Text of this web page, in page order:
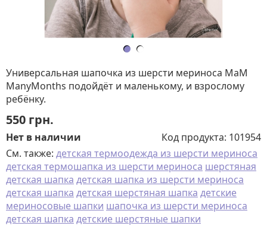
Универсальная шапочка из шерсти мериноса МаМ
ManyMonths подойдёт и маленькому, и взрослому
ребёнку.
550 грн.
Нет в наличии Код продукта: 101954
См. также: детская термоодежда из шерсти мериноса
детская термошапка из шерсти мериноса шерстяная
детская шапка детская шапка из шерсти мериноса
детская шапка детская шерстяная шапка детские
мериносовые шапки шапочка из шерсти мериноса
детская шапка детские шерстяные шапки